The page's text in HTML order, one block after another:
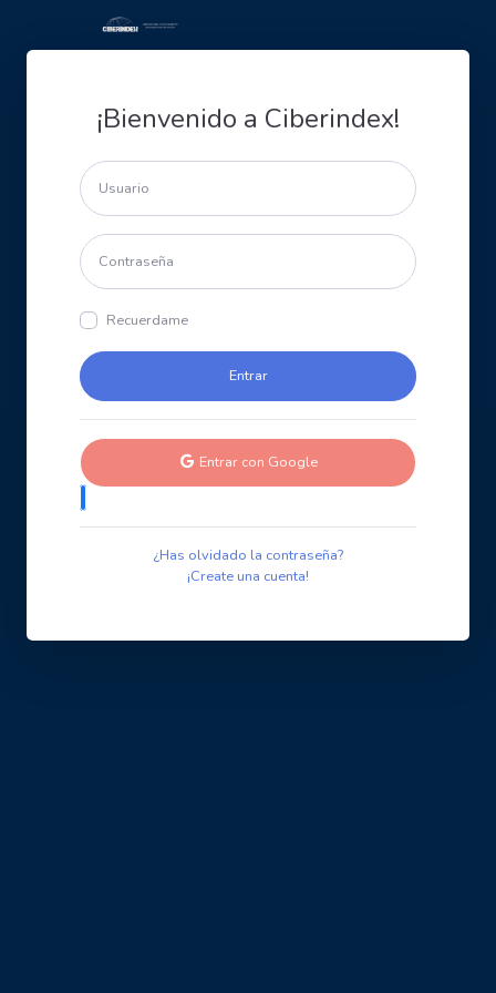
¡Bienvenido a Ciberindex!
Recuerdame
Entrar con Google
¿Has olvidado la contraseña?
¡Create una cuenta!